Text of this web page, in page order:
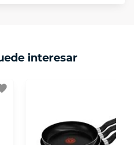
SSL y Encriptación
de Ética de la
(AIMX).
lista de socios Activos
interesar